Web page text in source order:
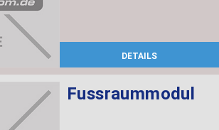
DETAILS
Fussraummodul